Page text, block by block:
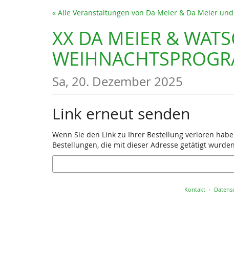
« Alle Veranstaltungen von Da Meier & Da Meier
XX DA MEIER &
Sa, 20. Dezember 2025
Link erneut senden
Wenn Sie den Link zu Ihrer Bestellung verloren
Bestellungen, die mit dieser Adresse getätigt
E-
Mail
Kontakt